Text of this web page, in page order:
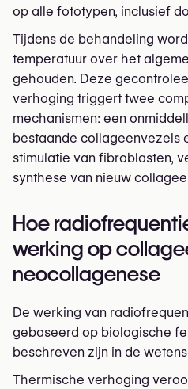
op alle fototypen, inclusief
Tijdens de behandeling
temperatuur over het
gehouden. Deze
verhoging triggert twee
mechanismen: een
bestaande collageenvezels
stimulatie van fibroblasten,
synthese van nieuw
Hoe
werking op
neocollagenese
De werking van
gebaseerd op biologische
beschreven zijn in de
Thermische verhoging